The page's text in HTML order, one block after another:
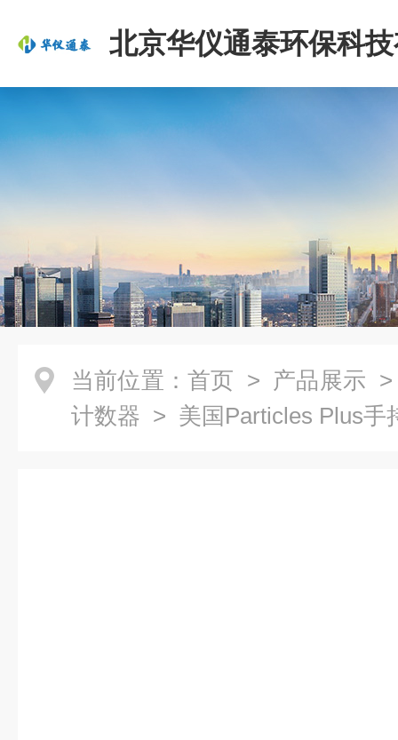
北京华仪通泰环保科
司
当前位置： 首页 > 产品展示
计数器 > 美国Particles Plus手